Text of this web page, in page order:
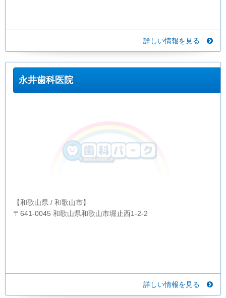
詳しい情報を見る
永井歯科医院
【和歌山県 / 和歌山市】
〒641-0045 和歌山県和歌山市堀止西1-2-2
詳しい情報を見る